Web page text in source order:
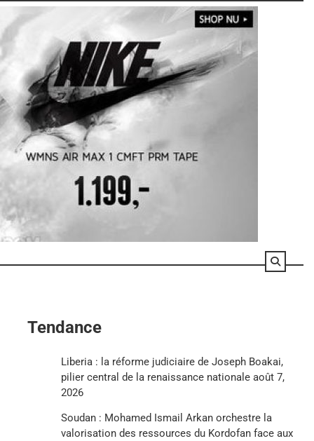
Tendance
Liberia : la réforme judiciaire de Joseph Boakai,
pilier central de la renaissance nationale août 7,
2026
Soudan : Mohamed Ismail Arkan orchestre la
valorisation des ressources du Kordofan face aux